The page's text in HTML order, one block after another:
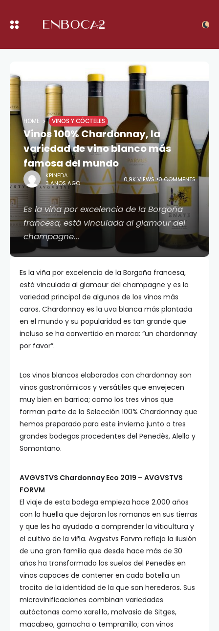
HOME VINOS Y CÓCTELES
Vinos 100% Chardonnay, la
variedad de vino blanco más
famosa del mundo
KPINEDA
3 AÑOS AGO
0,9K VIEWS 0 COMMENTS
Es la viña por excelencia de la Borgoña
francesa, está vinculada al glamour del
champagne...
Es la viña por excelencia de la Borgoña francesa,
está vinculada al glamour del champagne y es la
variedad principal de algunos de los vinos más
caros. Chardonnay es la uva blanca más plantada
en el mundo y su popularidad es tan grande que
incluso se ha convertido en marca: “un chardonnay
por favor”.
Los vinos blancos elaborados con chardonnay son
vinos gastronómicos y versátiles que envejecen
muy bien en barrica; como los tres vinos que
forman parte de la Selección 100% Chardonnay que
hemos preparado para este invierno junto a tres
grandes bodegas procedentes del Penedès, Alella y
Somontano.
AVGVSTVS Chardonnay Eco 2019 – AVGVSTVS
FORVM
El viaje de esta bodega empieza hace 2.000 años
con la huella que dejaron los romanos en sus tierras
y que les ha ayudado a comprender la viticultura y
el cultivo de la viña. Avgvstvs Forvm refleja la ilusión
de una gran familia que desde hace más de 30
años ha transformado los suelos del Penedès en
vinos capaces de contener en cada botella un
trocito de la identidad de la que son herederos. Sus
microvinificaciones combinan variedades
autóctonas como xarel·lo, malvasia de Sitges,
macabeo, garnacha o tempranillo; con vinos